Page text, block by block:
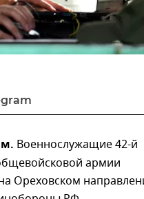
Военнослужащие 42-й
армии
Ореховском